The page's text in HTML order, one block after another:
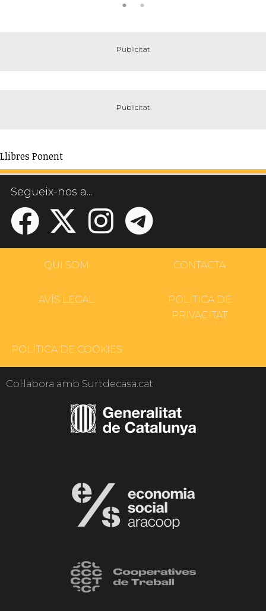
Llibres Ponent
Segueix-nos a...
QUI SOM CONTACTA
AVÍS LEGAL
POLÍTICA DE
PRIVACITAT
POLÍTICA DE COOKIES
Col·labora amb Surtdecasa.cat